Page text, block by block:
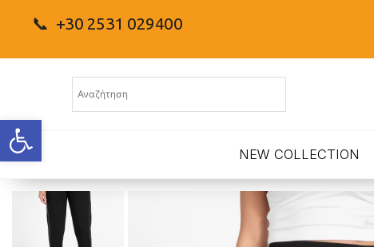
Ανοίξτε τη γραμμή εργαλείων
📞 +30 2531 029400
NEW COLLECTION